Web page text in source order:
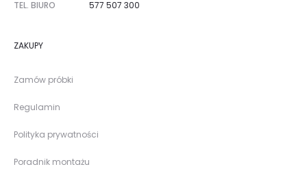
TEL. BIURO
577 507 300
ZAKUPY
Zamów próbki
Regulamin
Polityka prywatności
Poradnik montażu